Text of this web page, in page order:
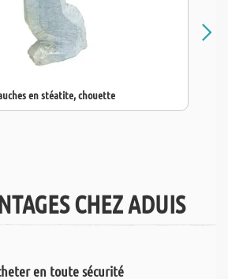
en stéatite, chouette
CHEZ ADUIS
en toute sécurité